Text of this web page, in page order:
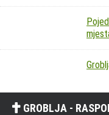
GROBLJA -